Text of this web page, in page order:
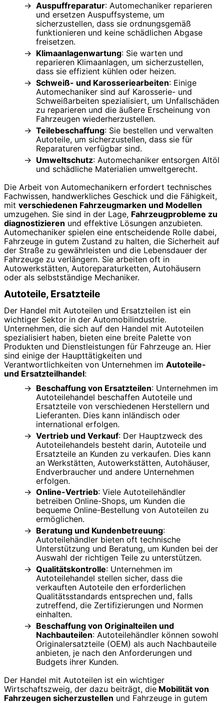
Auspuffreparatur: Automechaniker reparieren
und ersetzen Auspuffsysteme, um
sicherzustellen, dass sie ordnungsgemäß
funktionieren und keine schädlichen Abgase
freisetzen.
Klimaanlagenwartung: Sie warten und
reparieren Klimaanlagen, um sicherzustellen,
dass sie effizient kühlen oder heizen.
Schweiß- und Karosseriearbeiten: Einige
Automechaniker sind auf Karosserie- und
Schweißarbeiten spezialisiert, um Unfallschäden
zu reparieren und die äußere Erscheinung von
Fahrzeugen wiederherzustellen.
Teilebeschaffung: Sie bestellen und verwalten
Autoteile, um sicherzustellen, dass sie für
Reparaturen verfügbar sind.
Umweltschutz: Automechaniker entsorgen Altöl
und schädliche Materialien umweltgerecht.
Die Arbeit von Automechanikern erfordert technisches
Fachwissen, handwerkliches Geschick und die Fähigkeit,
mit verschiedenen Fahrzeugmarken und Modellen
umzugehen. Sie sind in der Lage, Fahrzeugprobleme zu
diagnostizieren und effektive Lösungen anzubieten.
Automechaniker spielen eine entscheidende Rolle dabei,
Fahrzeuge in gutem Zustand zu halten, die Sicherheit auf
der Straße zu gewährleisten und die Lebensdauer der
Fahrzeuge zu verlängern. Sie arbeiten oft in
Autowerkstätten, Autoreparaturketten, Autohäusern
oder als selbstständige Mechaniker.
Autoteile, Ersatzteile
Der Handel mit Autoteilen und Ersatzteilen ist ein
wichtiger Sektor in der Automobilindustrie.
Unternehmen, die sich auf den Handel mit Autoteilen
spezialisiert haben, bieten eine breite Palette von
Produkten und Dienstleistungen für Fahrzeuge an. Hier
sind einige der Haupttätigkeiten und
Verantwortlichkeiten von Unternehmen im Autoteile-
und Ersatzteilhandel:
Beschaffung von Ersatzteilen: Unternehmen im
Autoteilehandel beschaffen Autoteile und
Ersatzteile von verschiedenen Herstellern und
Lieferanten. Dies kann inländisch oder
international erfolgen.
Vertrieb und Verkauf: Der Hauptzweck des
Autoteilehandels besteht darin, Autoteile und
Ersatzteile an Kunden zu verkaufen. Dies kann
an Werkstätten, Autowerkstätten, Autohäuser,
Endverbraucher und andere Unternehmen
erfolgen.
Online-Vertrieb: Viele Autoteilehändler
betreiben Online-Shops, um Kunden die
bequeme Online-Bestellung von Autoteilen zu
ermöglichen.
Beratung und Kundenbetreuung:
Autoteilehändler bieten oft technische
Unterstützung und Beratung, um Kunden bei der
Auswahl der richtigen Teile zu unterstützen.
Qualitätskontrolle: Unternehmen im
Autoteilehandel stellen sicher, dass die
verkauften Autoteile den erforderlichen
Qualitätsstandards entsprechen und, falls
zutreffend, die Zertifizierungen und Normen
einhalten.
Beschaffung von Originalteilen und
Nachbauteilen: Autoteilehändler können sowohl
Originalersatzteile (OEM) als auch Nachbauteile
anbieten, je nach den Anforderungen und
Budgets ihrer Kunden.
Der Handel mit Autoteilen ist ein wichtiger
Wirtschaftszweig, der dazu beiträgt, die Mobilität von
Fahrzeugen sicherzustellen und Fahrzeuge in gutem